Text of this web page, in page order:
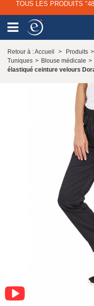
TOUS LES PRODUITS
Retour à : Accueil > Produits >
Tuniques > Blouse médicale >
élastiqué ceinture velours